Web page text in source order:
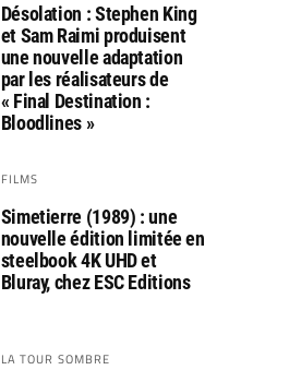
Désolation : Stephen King
et Sam Raimi produisent
une nouvelle adaptation
par les réalisateurs de
« Final Destination :
Bloodlines »
FILMS
Simetierre (1989) : une
nouvelle édition limitée en
steelbook 4K UHD et
Bluray, chez ESC Editions
LA TOUR SOMBRE